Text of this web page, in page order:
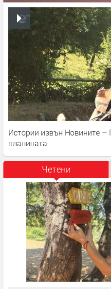
Истории извън Новините –
планината
Четени